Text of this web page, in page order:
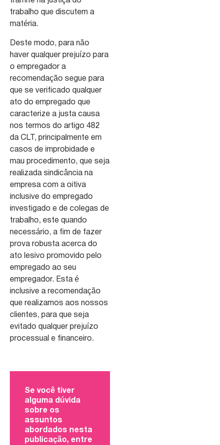
trabalho que discutem a
matéria.
Deste modo, para não
haver qualquer prejuízo para
o empregador a
recomendação segue para
que se verificado qualquer
ato do empregado que
caracterize a justa causa
nos termos do artigo 482
da CLT, principalmente em
casos de improbidade e
mau procedimento, que seja
realizada sindicância na
empresa com a oitiva
inclusive do empregado
investigado e de colegas de
trabalho, este quando
necessário, a fim de fazer
prova robusta acerca do
ato lesivo promovido pelo
empregado ao seu
empregador. Esta é
inclusive a recomendação
que realizamos aos nossos
clientes, para que seja
evitado qualquer prejuízo
processual e financeiro.
Se você tiver
alguma dúvida
sobre os
assuntos
abordados nesta
publicação, entre